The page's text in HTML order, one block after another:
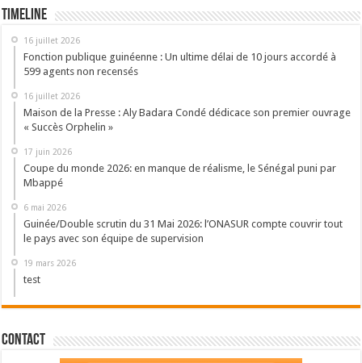
Timeline
16 juillet 2026
Fonction publique guinéenne : Un ultime délai de 10 jours accordé à
599 agents non recensés
16 juillet 2026
Maison de la Presse : Aly Badara Condé dédicace son premier ouvrage
« Succès Orphelin »
17 juin 2026
Coupe du monde 2026: en manque de réalisme, le Sénégal puni par
Mbappé
6 mai 2026
Guinée/Double scrutin du 31 Mai 2026: l’ONASUR compte couvrir tout
le pays avec son équipe de supervision
19 mars 2026
test
Contact